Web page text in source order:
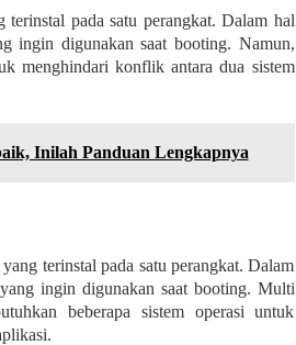
pada satu perangkat. Dalam hal
ingin digunakan saat booting. Namun,
menghindari konflik antara dua sistem
Inilah Panduan Lengkapnya
terinstal pada satu perangkat. Dalam
ingin digunakan saat booting. Multi
beberapa sistem operasi untuk